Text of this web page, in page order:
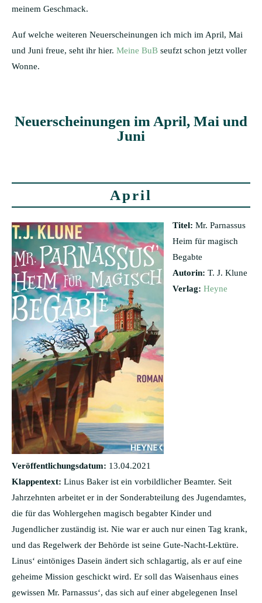
meinem Geschmack.
Auf welche weiteren Neuerscheinungen ich mich im April, Mai
und Juni freue, seht ihr hier. Meine BuB seufzt schon jetzt voller
Wonne.
Neuerscheinungen im April, Mai und
Juni
April
Titel: Mr. Parnassus
Heim für magisch
Begabte
Autorin: T. J. Klune
Verlag: Heyne
Veröffentlichungsdatum: 13.04.2021
Klappentext: Linus Baker ist ein vorbildlicher Beamter. Seit
Jahrzehnten arbeitet er in der Sonderabteilung des Jugendamtes,
die für das Wohlergehen magisch begabter Kinder und
Jugendlicher zuständig ist. Nie war er auch nur einen Tag krank,
und das Regelwerk der Behörde ist seine Gute-Nacht-Lektüre.
Linus‘ eintöniges Dasein ändert sich schlagartig, als er auf eine
geheime Mission geschickt wird. Er soll das Waisenhaus eines
gewissen Mr. Parnassus‘, das sich auf einer abgelegenen Insel